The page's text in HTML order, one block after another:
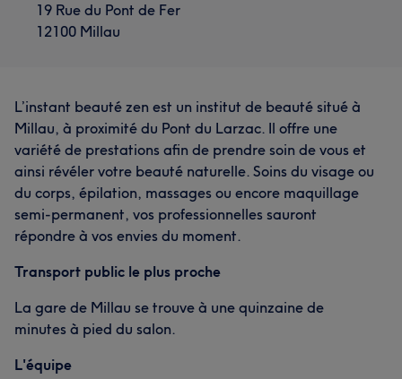
19 Rue du Pont de Fer
12100 Millau
L’instant beauté zen est un institut de beauté situé à
Millau, à proximité du Pont du Larzac. Il offre une
variété de prestations afin de prendre soin de vous et
ainsi révéler votre beauté naturelle. Soins du visage ou
du corps, épilation, massages ou encore maquillage
semi-permanent, vos professionnelles sauront
répondre à vos envies du moment.
Transport public le plus proche
La gare de Millau se trouve à une quinzaine de
minutes à pied du salon.
L'équipe